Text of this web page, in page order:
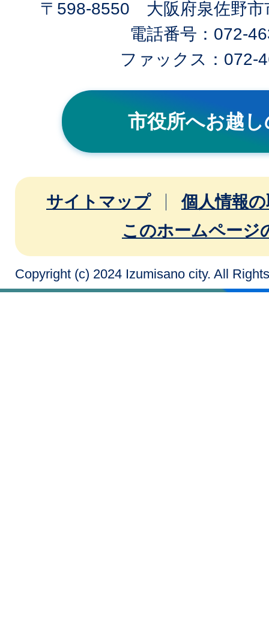
〒598-8550 大阪府泉佐野市
電話番号：072-
ファックス：072-
市役所へお越
サイトマップ
個人情報
このホームページ
Copyright (c) 2024 Izumisano city. All